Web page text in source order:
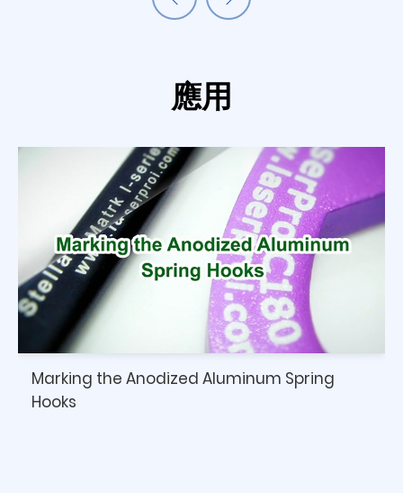
應用
Marking the Anodized Aluminum Spring
Hooks